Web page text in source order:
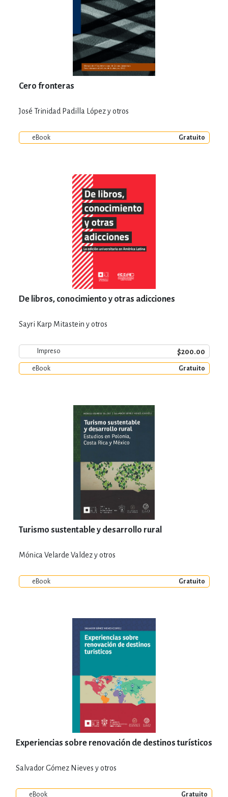
Cero fronteras
José Trinidad Padilla López y otros
eBook Gratuito
De libros, conocimiento y otras adicciones
Sayri Karp Mitastein y otros
Impreso $200.00
eBook Gratuito
Turismo sustentable y desarrollo rural
Mónica Velarde Valdez y otros
eBook Gratuito
Experiencias sobre renovación de destinos turísticos
Salvador Gómez Nieves y otros
eBook Gratuito